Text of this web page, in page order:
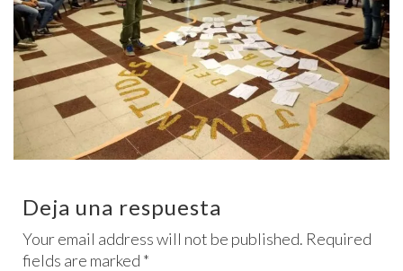
Deja una respuesta
Your email address will not be published. Required
fields are marked *